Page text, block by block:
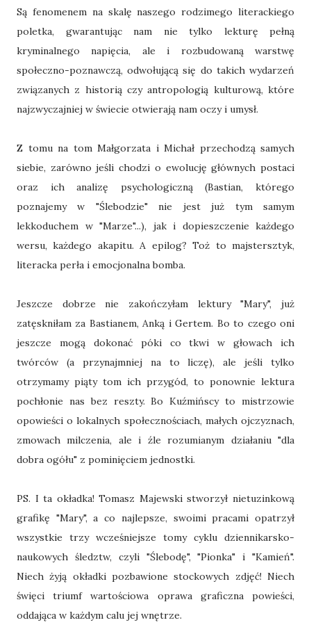
Są fenomenem na skalę naszego rodzimego literackiego
poletka, gwarantując nam nie tylko lekturę pełną
kryminalnego napięcia, ale i rozbudowaną warstwę
społeczno-poznawczą, odwołującą się do takich wydarzeń
związanych z historią czy antropologią kulturową, które
najzwyczajniej w świecie otwierają nam oczy i umysł.
Z tomu na tom Małgorzata i Michał przechodzą samych
siebie, zarówno jeśli chodzi o ewolucję głównych postaci
oraz ich analizę psychologiczną (Bastian, którego
poznajemy w "Ślebodzie" nie jest już tym samym
lekkoduchem w "Marze"...), jak i dopieszczenie każdego
wersu, każdego akapitu. A epilog? Toż to majstersztyk,
literacka perła i emocjonalna bomba.
Jeszcze dobrze nie zakończyłam lektury "Mary", już
zatęskniłam za Bastianem, Anką i Gertem. Bo to czego oni
jeszcze mogą dokonać póki co tkwi w głowach ich
twórców (a przynajmniej na to liczę), ale jeśli tylko
otrzymamy piąty tom ich przygód, to ponownie lektura
pochłonie nas bez reszty. Bo Kuźmińscy to mistrzowie
opowieści o lokalnych społecznościach, małych ojczyznach,
zmowach milczenia, ale i źle rozumianym działaniu "dla
dobra ogółu" z pominięciem jednostki.
PS. I ta okładka! Tomasz Majewski stworzył nietuzinkową
grafikę "Mary", a co najlepsze, swoimi pracami opatrzył
wszystkie trzy wcześniejsze tomy cyklu dziennikarsko-
naukowych śledztw, czyli "Ślebodę", "Pionka" i "Kamień".
Niech żyją okładki pozbawione stockowych zdjęć! Niech
święci triumf wartościowa oprawa graficzna powieści,
oddająca w każdym calu jej wnętrze.